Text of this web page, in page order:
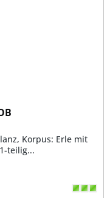
Korpus: Erle mit
teilig...